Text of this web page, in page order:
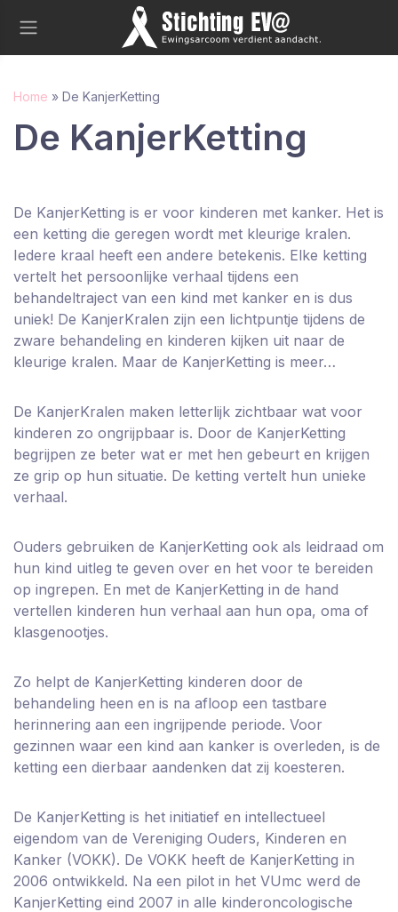
Home » De KanjerKetting
De KanjerKetting
De KanjerKetting is er voor kinderen met kanker. Het is
een ketting die geregen wordt met kleurige kralen.
Iedere kraal heeft een andere betekenis. Elke ketting
vertelt het persoonlijke verhaal tijdens een
behandeltraject van een kind met kanker en is dus
uniek! De KanjerKralen zijn een lichtpuntje tijdens de
zware behandeling en kinderen kijken uit naar de
kleurige kralen. Maar de KanjerKetting is meer…
De KanjerKralen maken letterlijk zichtbaar wat voor
kinderen zo ongrijpbaar is. Door de KanjerKetting
begrijpen ze beter wat er met hen gebeurt en krijgen
ze grip op hun situatie. De ketting vertelt hun unieke
verhaal.
Ouders gebruiken de KanjerKetting ook als leidraad om
hun kind uitleg te geven over en het voor te bereiden
op ingrepen. En met de KanjerKetting in de hand
vertellen kinderen hun verhaal aan hun opa, oma of
klasgenootjes.
Zo helpt de KanjerKetting kinderen door de
behandeling heen en is na afloop een tastbare
herinnering aan een ingrijpende periode. Voor
gezinnen waar een kind aan kanker is overleden, is de
ketting een dierbaar aandenken dat zij koesteren.
De KanjerKetting is het initiatief en intellectueel
eigendom van de Vereniging Ouders, Kinderen en
Kanker (VOKK). De VOKK heeft de KanjerKetting in
2006 ontwikkeld. Na een pilot in het VUmc werd de
KanjerKetting eind 2007 in alle kinderoncologische